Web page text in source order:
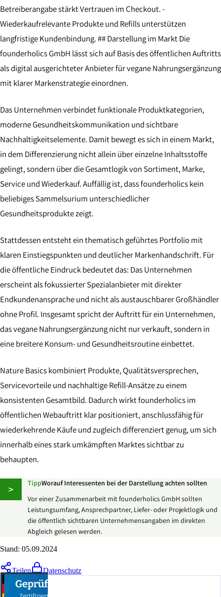
Betreiberangabe stärkt Vertrauen im Checkout. -
Wiederkaufrelevante Produkte und Refills unterstützen
langfristige Kundenbindung. ## Darstellung im Markt Die
founderholics GmbH lässt sich auf Basis des öffentlichen Auftritts
als digital ausgerichteter Anbieter für vegane Nahrungsergänzung
mit klarer Markenstrategie einordnen.
Das Unternehmen verbindet funktionale Produktkategorien,
moderne Gesundheitskommunikation und sichtbare
Nachhaltigkeitselemente. Damit bewegt es sich in einem Markt,
in dem Differenzierung nicht allein über einzelne Inhaltsstoffe
gelingt, sondern über die Gesamtlogik von Sortiment, Marke,
Service und Wiederkauf. Auffällig ist, dass founderholics kein
beliebiges Sammelsurium unterschiedlicher
Gesundheitsprodukte zeigt.
Stattdessen entsteht ein thematisch geführtes Portfolio mit
klaren Einstiegspunkten und deutlicher Markenhandschrift. Für
die öffentliche Eindruck bedeutet das: Das Unternehmen
erscheint als fokussierter Spezialanbieter mit direkter
Endkundenansprache und nicht als austauschbarer Großhändler
ohne Profil. Insgesamt spricht der Auftritt für ein Unternehmen,
das vegane Nahrungsergänzung nicht nur verkauft, sondern in
eine breitere Konsum- und Gesundheitsroutine einbettet.
Nature Basics kombiniert Produkte, Qualitätsversprechen,
Servicevorteile und nachhaltige Refill-Ansätze zu einem
konsistenten Gesamtbild. Dadurch wirkt founderholics im
öffentlichen Webauftritt klar positioniert, anschlussfähig für
wiederkehrende Käufe und zugleich differenziert genug, um sich
innerhalb eines stark umkämpften Marktes sichtbar zu
behaupten.
> TippWorauf Interessenten bei der Darstellung achten sollten
Vor einer Zusammenarbeit mit founderholics GmbH sollten
Leistungsumfang, Ansprechpartner, Liefer- oder Projektlogik und
die öffentlich sichtbaren Unternehmensangaben im direkten
Abgleich gelesen werden.
Stand: 05.09.2024
Teilen Datenschutz